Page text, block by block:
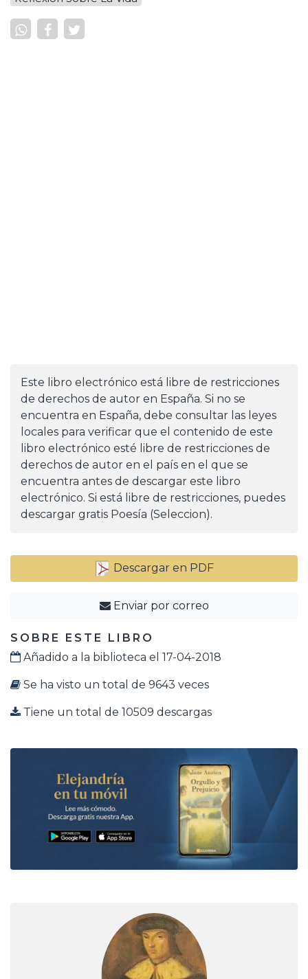
Este libro electrónico está libre de restricciones
de derechos de autor en España. Si no se
encuentra en España, debe consultar las leyes
locales para verificar que el contenido de este
libro electrónico esté libre de restricciones de
derechos de autor en el país en el que se
encuentra antes de descargar este libro
electrónico. Si está libre de restricciones, puedes
descargar gratis Poesía (Seleccion).
Descargar en PDF
Enviar por correo
SOBRE ESTE LIBRO
Añadido a la biblioteca el 17-04-2018
Se ha visto un total de 9643 veces
Tiene un total de 10509 descargas